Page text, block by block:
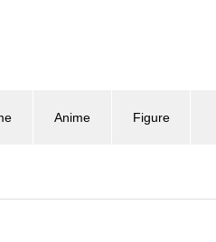
Anime Figure